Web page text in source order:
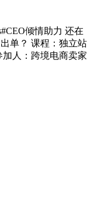
倾情助力 还在
单？ 课程：独立站
人：跨境电商卖家